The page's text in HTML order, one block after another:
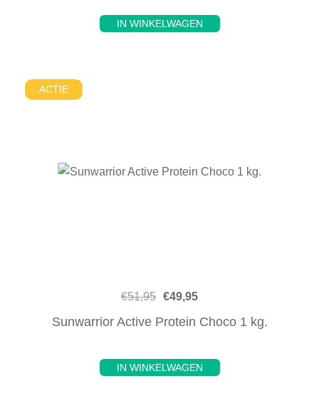
IN WINKELWAGEN
ACTIE
€51,95 €49,95
Sunwarrior Active Protein Choco 1 kg.
IN WINKELWAGEN